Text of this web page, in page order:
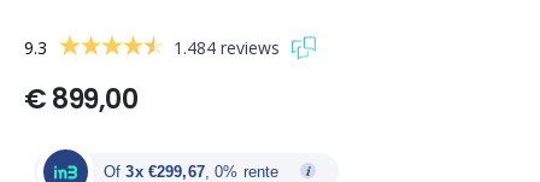
9.3 1.484 reviews
€899,00
Of3x €299,67, 0% rente